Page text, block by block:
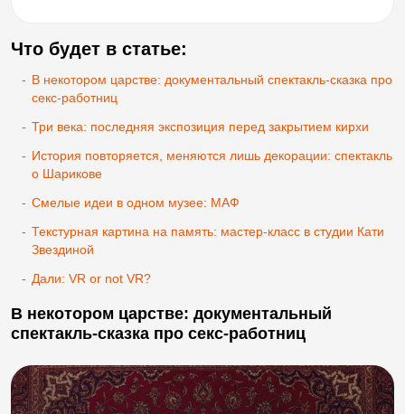
Что будет в статье:
- В некотором царстве: документальный спектакль-сказка про
секс-работниц
- Три века: последняя экспозиция перед закрытием кирхи
- История повторяется, меняются лишь декорации: спектакль
о Шарикове
- Смелые идеи в одном музее: МАФ
- Текстурная картина на память: мастер-класс в студии Кати
Звездиной
- Дали: VR or not VR?
В некотором царстве: документальный
спектакль-сказка про секс-работниц